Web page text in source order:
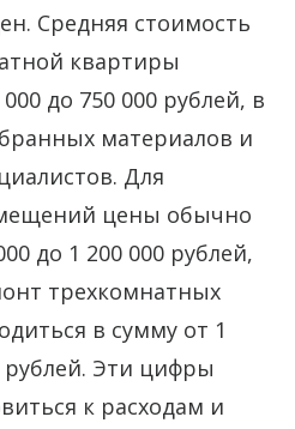
Средняя стоимость
квартиры
до 750 000 рублей, в
материалов и
Для
цены обычно
до 1 200 000 рублей,
трехкомнатных
в сумму от 1
рублей. Эти цифры
к расходам и